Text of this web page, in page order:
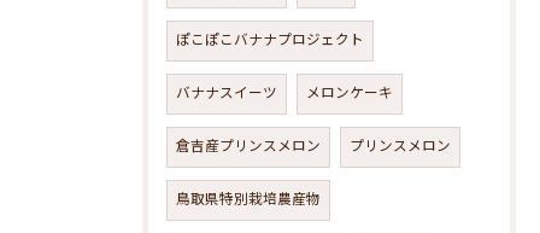
ぽこぽこバナナプロジェクト
バナナスイーツ メロンケーキ
倉吉産プリンスメロン プリンスメロン
鳥取県特別栽培農産物